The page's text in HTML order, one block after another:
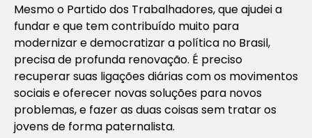
Mesmo o Partido dos Trabalhadores, que ajudei a
fundar e que tem contribuído muito para
modernizar e democratizar a política no Brasil,
precisa de profunda renovação. É preciso
recuperar suas ligações diárias com os movimentos
sociais e oferecer novas soluções para novos
problemas, e fazer as duas coisas sem tratar os
jovens de forma paternalista.